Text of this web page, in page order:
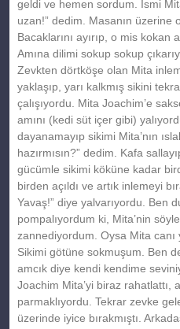
geldi ve hemen sordum. İsmi
uzan!” dedim. Masanın üzerine
Bacaklarını ayırıp, o mis kokan
Amına dilimi sokup sokup
Zevkten dörtköşe olan Mita
yaklaşıp, yarı kalkmış sikini
çalışıyordu. Mita Joachim’e
amını (kedi süt içer gibi)
dayanamayıp sikimi Mita’nın
hazırmısın?” dedim. Kafa
gücümle sikimi köküne kadar
birden açıldı ve artık inlemeyi
Yavaş!” diye yalvarıyordu. Ben
pompalıyordum ki, Mita’nin
zannediyordum. Oysa Mita canı
Sikimi götüne sokmuşum. Ben
amcık diye kendi kendime
Joachim Mita’yi biraz rahatlattı,
parmaklıyordu. Tekrar zevke
üzerinde iyice bırakmıştı.